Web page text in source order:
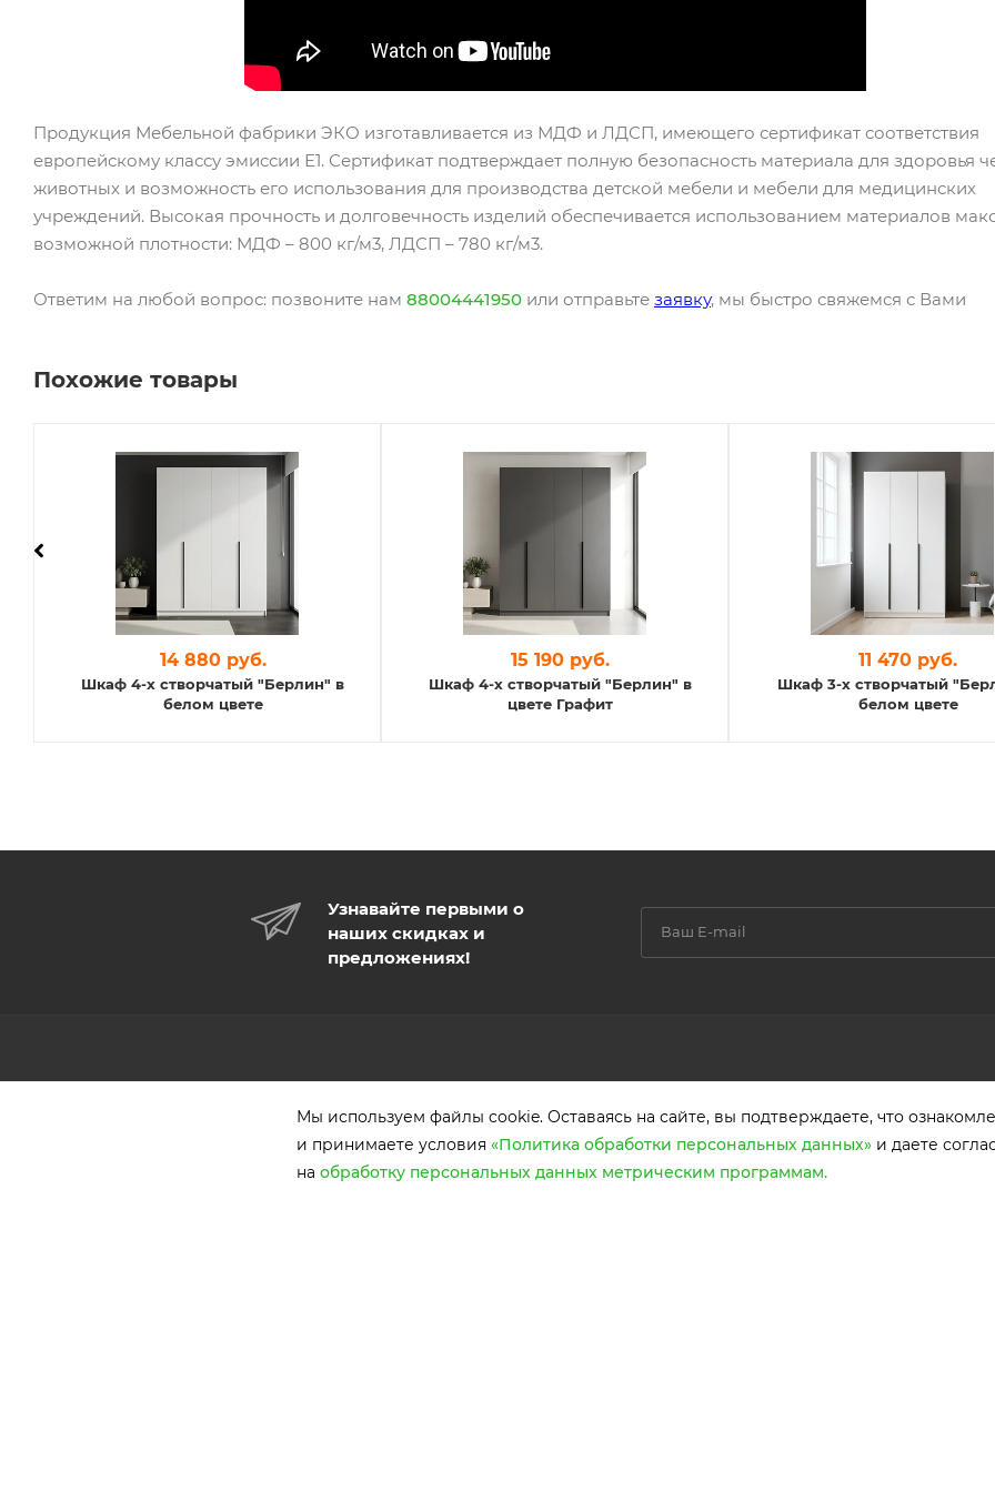
Продукция Мебельной фабрики ЭКО изготавливается из МДФ и ЛДСП, имеющего сертификат соответствия
европейскому классу эмиссии Е1. Сертификат подтверждает полную безопасность материала для здоровья
животных и возможность его использования для производства детской мебели и мебели для медицинских
учреждений. Высокая прочность и долговечность изделий обеспечивается использованием материалов
возможной плотности: МДФ – 800 кг/м3, ЛДСП – 780 кг/м3.
Ответим на любой вопрос: позвоните нам 88004441950 или отправьте заявку, мы быстро свяжемся с Вами
Похожие товары
Шкаф 4-х створчатый "Берлин" в
белом цвете
14 880 руб.
Шкаф 4-х створчатый "Берлин" в
цвете Графит
15 190 руб.
Шкаф 3-х створчатый
белом цвете
11 470 руб.
Узнавайте первыми о
наших скидках и
предложениях!
КАТАЛОГ КОМПАНИЯ
Новости
ПОМОЩЬ
Политика
Мы используем файлы cookie. Оставаясь на сайте, вы подтверждаете, что
и принимаете условия «Политика обработки персональных данных» и даете
на обработку персональных данных метрическим программам.